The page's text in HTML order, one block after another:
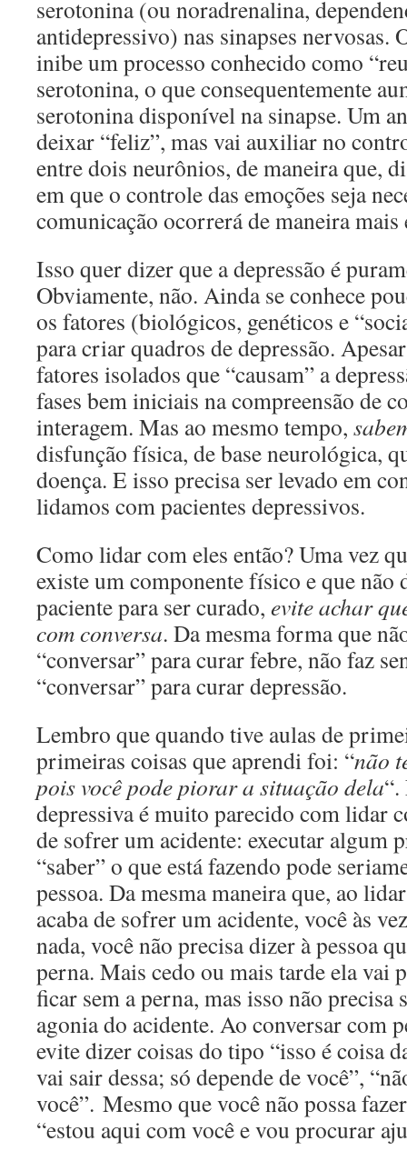
serotonina (ou noradrenalina,
antidepressivo) nas sinapses nervosas.
inibe um processo conhecido como
serotonina, o que consequentemente
serotonina disponível na sinapse. Um
deixar “feliz”, mas vai auxiliar no
entre dois neurônios, de maneira que,
em que o controle das emoções seja
comunicação ocorrerá de maneira mais
Isso quer dizer que a depressão é
Obviamente, não. Ainda se conhece
os fatores (biológicos, genéticos e
para criar quadros de depressão.
fatores isolados que “causam” a
fases bem iniciais na compreensão de
interagem. Mas ao mesmo tempo,
disfunção física, de base neurológica,
doença. E isso precisa ser levado em
lidamos com pacientes depressivos.
Como lidar com eles então? Uma vez
existe um componente físico e que não
paciente para ser curado, evite achar
com conversa. Da mesma forma que
“conversar” para curar febre, não faz
“conversar” para curar depressão.
Lembro que quando tive aulas de
primeiras coisas que aprendi foi: “não
pois você pode piorar a situação dela
depressiva é muito parecido com lidar
de sofrer um acidente: executar algum
“saber” o que está fazendo pode
pessoa. Da mesma maneira que, ao
acaba de sofrer um acidente, você às
nada, você não precisa dizer à pessoa
perna. Mais cedo ou mais tarde ela vai
ficar sem a perna, mas isso não precisa
agonia do acidente. Ao conversar com
evite dizer coisas do tipo “isso é coisa
vai sair dessa; só depende de você”,
você”. Mesmo que você não possa
“estou aqui com você e vou procurar